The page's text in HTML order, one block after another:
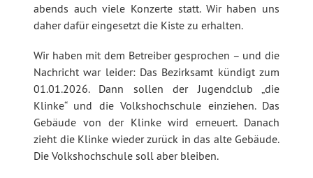
abends auch viele Konzerte statt. Wir haben uns
daher dafür eingesetzt die Kiste zu erhalten.
Wir haben mit dem Betreiber gesprochen – und die
Nachricht war leider: Das Bezirksamt kündigt zum
01.01.2026. Dann sollen der Jugendclub „die
Klinke“ und die Volkshochschule einziehen. Das
Gebäude von der Klinke wird erneuert. Danach
zieht die Klinke wieder zurück in das alte Gebäude.
Die Volkshochschule soll aber bleiben.